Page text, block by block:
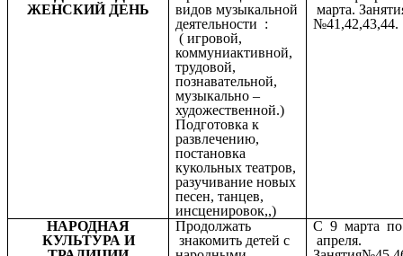
ЖЕНСКИЙ ДЕНЬ
видов музыкальной
деятельности :
( игровой,
коммуниактивной,
трудовой,
познавательной,
музыкально –
художественной.)
Подготовка к
развлечению,
постановка
кукольных театров,
разучивание новых
песен, танцев,
инсценировок,,)
марта.
№41,42,43,44.
НАРОДНАЯ
КУЛЬТУРА И
Продолжать
знакомить детей с
С 9 марта
апреля.